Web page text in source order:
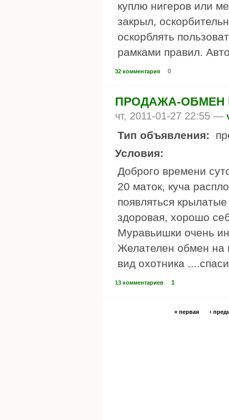
куплю нигеров или
закрыл,
оскорблять
рамками правил.
32 комментария 0
ПРОДАЖА-ОБМЕН
чт, 2011-01-27 22:55 —
Тип объявления:
Условия:
Доброго времени
20 маток, куча
появляться
здоровая, хорошо
Муравьишки очень
Желателен обмен на
вид охотника
13 комментариев 1
« первая ‹